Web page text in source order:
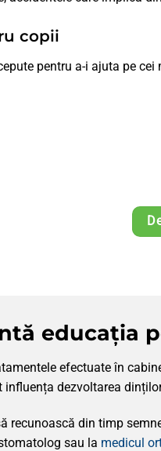
copii
pentru a-i ajuta pe
educația
efectuate în
dezvoltarea
recunoască din timp
sau la medicul